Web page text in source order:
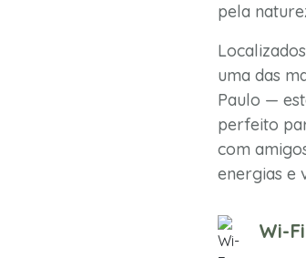
pela
uma das
Paulo —
perfeito
com
energias e
Wi-